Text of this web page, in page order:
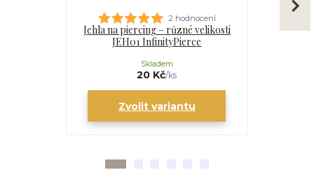
2 hodnocení
Jehla na piercing – různé velikosti
JEH01 InfinityPierce
20 Kč/ks
Skladem
Zvolit variantu